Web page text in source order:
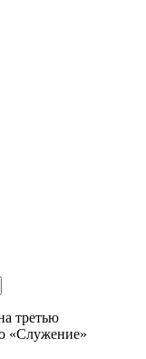
третью
«Служение»